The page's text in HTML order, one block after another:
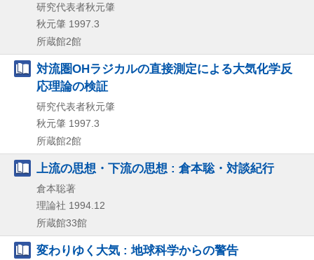
研究代表者秋元肇
秋元肇 1997.3
所蔵館2館
対流圏OHラジカルの直接測定による大気化学反
応理論の検証
研究代表者秋元肇
秋元肇 1997.3
所蔵館2館
上流の思想・下流の思想 : 倉本聡・対談紀行
倉本聡著
理論社 1994.12
所蔵館33館
変わりゆく大気 : 地球科学からの警告